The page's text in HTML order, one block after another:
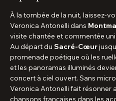
À propos de
À la tombée de la nuit, laissez-
Veronica Antonelli dans
visite chantée et commentée
Au départ du
Sacré-Cœur
promenade poétique où les
et les panoramas illuminés